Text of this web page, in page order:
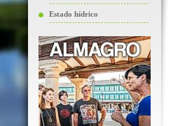
Estado hídrico